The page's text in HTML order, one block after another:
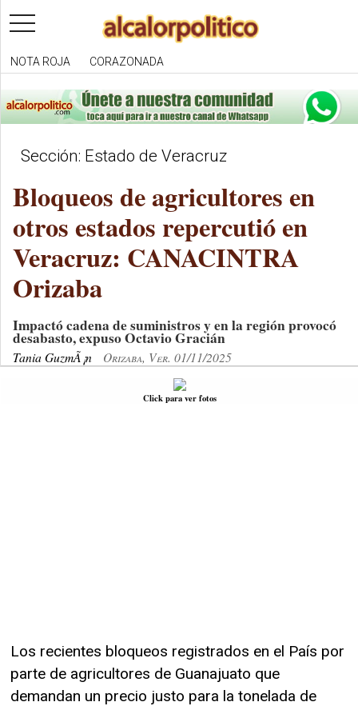
toggle
navigation
NOTA ROJA CORAZONADA
Sección: Estado de Veracruz
Bloqueos de agricultores en
otros estados repercutió en
Veracruz: CANACINTRA
Orizaba
Impactó cadena de suministros y en la región provocó
desabasto, expuso Octavio Gracián
Tania GuzmÃ¡n Orizaba, Ver. 01/11/2025
Click para ver fotos
Los recientes bloqueos registrados en el País por
parte de agricultores de Guanajuato que
demandan un precio justo para la tonelada de